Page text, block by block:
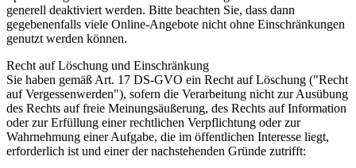
generell deaktiviert werden. Bitte beachten Sie, dass dann
gegebenenfalls viele Online-Angebote nicht ohne Einschränkungen
genutzt werden können.
Recht auf Löschung und Einschränkung
Sie haben gemäß Art. 17 DS-GVO ein Recht auf Löschung ("Recht
auf Vergessenwerden"), sofern die Verarbeitung nicht zur Ausübung
des Rechts auf freie Meinungsäußerung, des Rechts auf Information
oder zur Erfüllung einer rechtlichen Verpflichtung oder zur
Wahrnehmung einer Aufgabe, die im öffentlichen Interesse liegt,
erforderlich ist und einer der nachstehenden Gründe zutrifft: